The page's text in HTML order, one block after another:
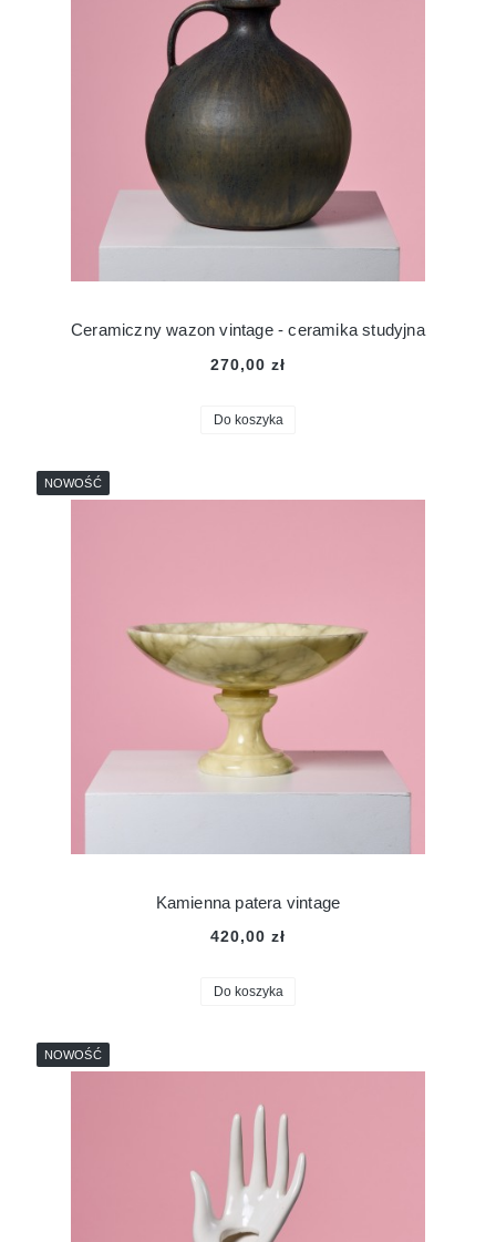
Ceramiczny wazon vintage - ceramika studyjna
270,00 zł
Do koszyka
Kamienna patera vintage
420,00 zł
Do koszyka
NOWOŚĆ
NOWOŚĆ